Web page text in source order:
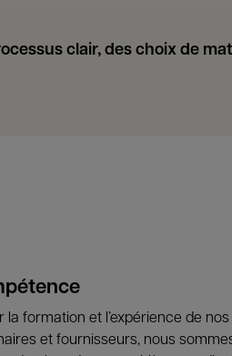
clair, des choix de
la formation et l’expérience de
et fournisseurs, nous